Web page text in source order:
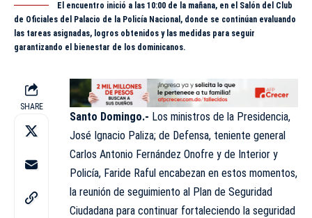
El encuentro inició a las 10:00 de la mañana, en el Salón del Club
de Oficiales del Palacio de la Policía Nacional, donde se continúan evaluando
las tareas asignadas, logros obtenidos y las medidas para seguir
garantizando el bienestar de los dominicanos.
SHARE
Santo Domingo.- Los ministros de la Presidencia,
José Ignacio Paliza; de Defensa, teniente general
Carlos Antonio Fernández Onofre y de Interior y
Policía, Faride Raful encabezan en estos momentos,
la reunión de seguimiento al Plan de Seguridad
Ciudadana para continuar fortaleciendo la seguridad